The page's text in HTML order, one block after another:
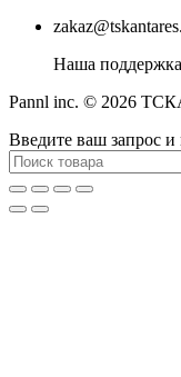
Наша поддержка
Pannl inc. © 2026
Введите ваш запрос